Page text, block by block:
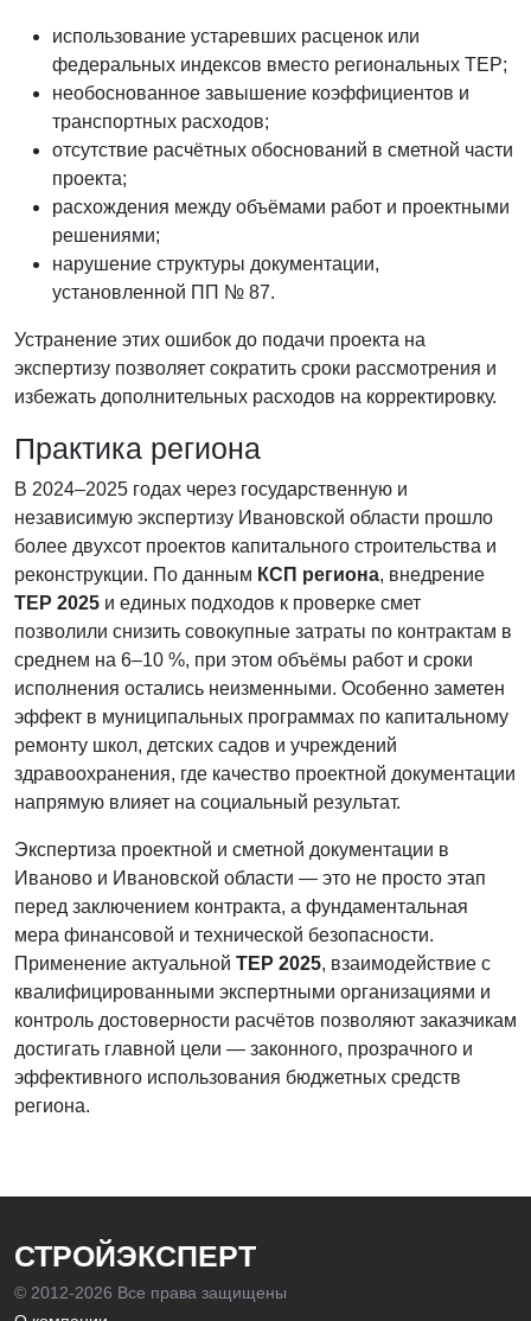
использование устаревших расценок или
федеральных индексов вместо региональных ТЕР;
необоснованное завышение коэффициентов и
транспортных расходов;
отсутствие расчётных обоснований в сметной части
проекта;
расхождения между объёмами работ и проектными
решениями;
нарушение структуры документации,
установленной ПП № 87.
Устранение этих ошибок до подачи проекта на
экспертизу позволяет сократить сроки рассмотрения и
избежать дополнительных расходов на корректировку.
Практика региона
В 2024–2025 годах через государственную и
независимую экспертизу Ивановской области прошло
более двухсот проектов капитального строительства и
реконструкции. По данным КСП региона, внедрение
ТЕР 2025 и единых подходов к проверке смет
позволили снизить совокупные затраты по контрактам в
среднем на 6–10 %, при этом объёмы работ и сроки
исполнения остались неизменными. Особенно заметен
эффект в муниципальных программах по капитальному
ремонту школ, детских садов и учреждений
здравоохранения, где качество проектной документации
напрямую влияет на социальный результат.
Экспертиза проектной и сметной документации в
Иваново и Ивановской области — это не просто этап
перед заключением контракта, а фундаментальная
мера финансовой и технической безопасности.
Применение актуальной ТЕР 2025, взаимодействие с
квалифицированными экспертными организациями и
контроль достоверности расчётов позволяют заказчикам
достигать главной цели — законного, прозрачного и
эффективного использования бюджетных средств
региона.
СТРОЙЭКСПЕРТ
© 2012-2026 Все права защищены